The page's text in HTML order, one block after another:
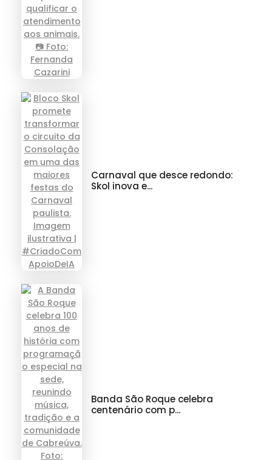
Carnaval que desce redondo:
Skol inova e...
Banda São Roque celebra
centenário com p...